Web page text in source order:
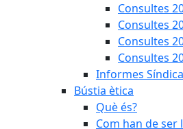
Consultes
Consultes
Consultes
Consultes
Informes
Bústia ètica
Què és?
Com han de ser